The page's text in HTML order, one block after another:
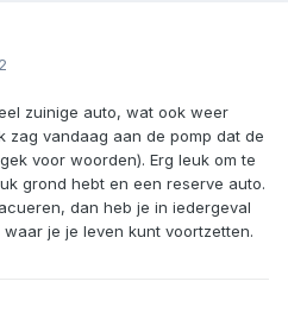
zuinige auto, wat ook weer
zag vandaag aan de pomp dat de
voor woorden). Erg leuk om te
grond hebt en een reserve auto.
dan heb je in iedergeval
je je leven kunt voortzetten.